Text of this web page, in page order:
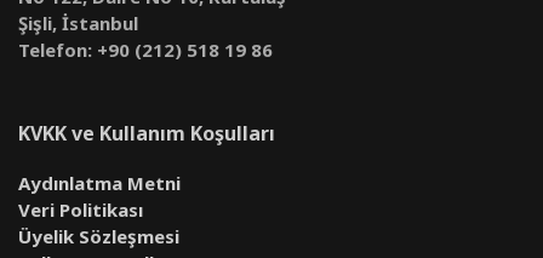
Şişli, İstanbul
Telefon: +90 (212) 518 19 86
KVKK ve Kullanım Koşulları
Aydınlatma Metni
Veri Politikası
Üyelik Sözleşmesi